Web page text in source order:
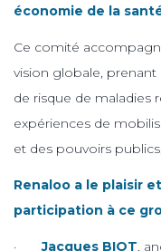
économie de la
Ce comité
vision globale,
de risque de maladies
expériences de
et des pouvoirs
Renaloo a le plaisir
participation à ce
·Jacques BIOT,